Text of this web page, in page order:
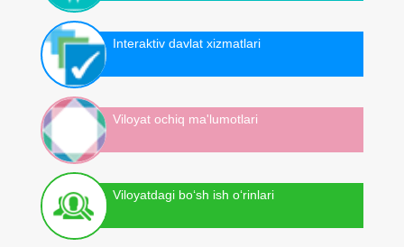
Interaktiv davlat xizmatlari
Viloyat ochiq ma'lumotlari
Viloyatdagi bo‘sh ish o‘rinlari